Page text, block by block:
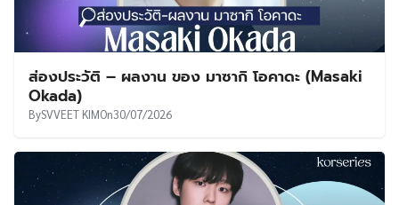
ส่องประวัติ – ผลงาน ของ มาซากิ โอคาดะ (Masaki
Okada)
BySVVEET KIMOn30/07/2026